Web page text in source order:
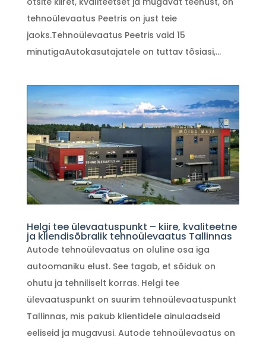
tehnoülevaatus Peetris on just teie
jaoks.Tehnoülevaatus Peetris vaid 15
minutigaAutokasutajatele on tuttav tõsiasi,...
Helgi tee ülevaatuspunkt – kiire, kvaliteetne
ja kliendisõbralik tehnoülevaatus Tallinnas
Autode tehnoülevaatus on oluline osa iga
autoomaniku elust. See tagab, et sõiduk on
ohutu ja tehniliselt korras. Helgi tee
ülevaatuspunkt on suurim tehnoülevaatuspunkt
Tallinnas, mis pakub klientidele ainulaadseid
eeliseid ja mugavusi. Autode tehnoülevaatus on